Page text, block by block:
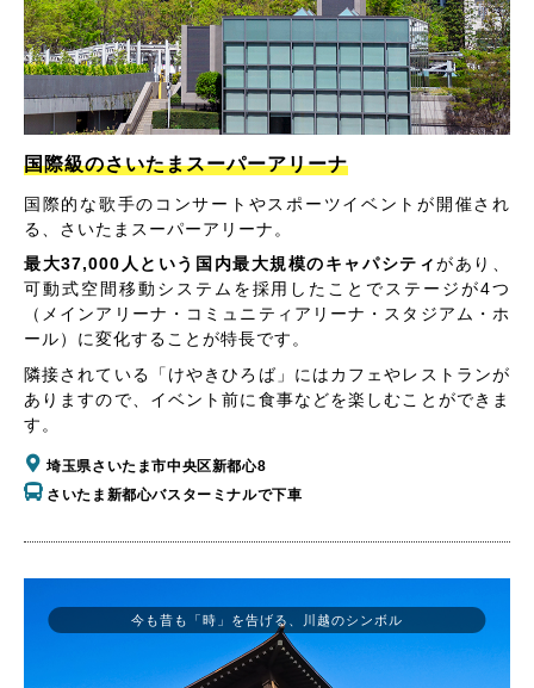
国際級のさいたまスーパーアリーナ
国際的な歌手のコンサートやスポーツイベントが開催され
る、さいたまスーパーアリーナ。
最大37,000人という国内最大規模のキャパシティがあり、
可動式空間移動システムを採用したことでステージが4つ
（メインアリーナ・コミュニティアリーナ・スタジアム・ホ
ール）に変化することが特長です。
隣接されている「けやきひろば」にはカフェやレストランが
ありますので、イベント前に食事などを楽しむことができま
す。
埼玉県さいたま市中央区新都心8
さいたま新都心バスターミナルで下車
今も昔も「時」を告げる、川越のシンボル